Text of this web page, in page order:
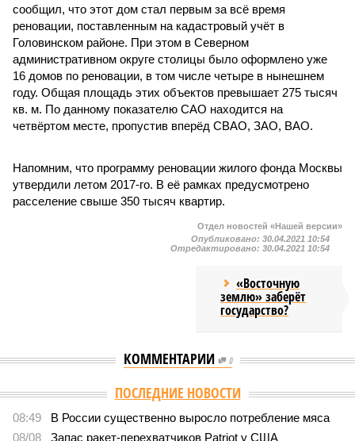
сообщил, что этот дом стал первым за всё время
реновации, поставленным на кадастровый учёт в
Головинском районе. При этом в Северном
административном округе столицы было оформлено уже
16 домов по реновации, в том числе четыре в нынешнем
году. Общая площадь этих объектов превышает 275 тысяч
кв. м. По данному показателю САО находится на
четвёртом месте, пропустив вперёд СВАО, ЗАО, ВАО.
Напомним, что программу реновации жилого фонда Москвы
утвердили летом 2017-го. В её рамках предусмотрено
расселение свыше 350 тысяч квартир.
Отдел новостей «Нашей версии»
Опубликовано: 30.04.2021 10:54
Отредактировано: 30.04.2021 10:54
«Восточную
землю» заберёт
государство?
КОММЕНТАРИИ 0
ПОСЛЕДНИЕ НОВОСТИ
08:49
В России существенно выросло потребление мяса
08/08
Запас ракет-перехватчиков Patriot у США